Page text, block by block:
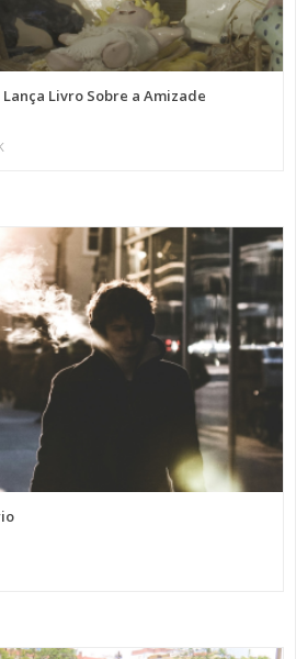
Livro Sobre a Amizade